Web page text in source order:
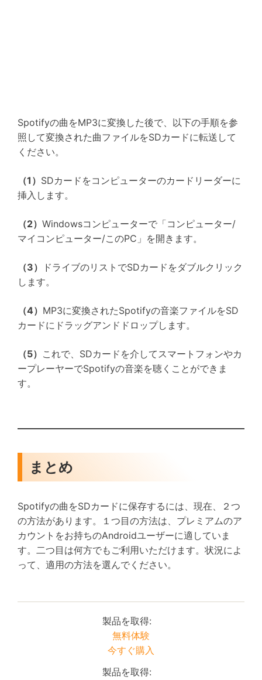
Spotifyの曲をMP3に変換した後で、以下の手順を参
照して変換された曲ファイルをSDカードに転送して
ください。
（1） SDカードをコンピューターのカードリーダーに
挿入します。
（2） Windowsコンピューターで「コンピューター/
マイコンピューター/このPC」を開きます。
（3）
ドライブのリストでSDカードをダブルクリック
します。
（4） MP3に変換されたSpotifyの音楽ファイルをSD
カードにドラッグアンドドロップします。
（5） これで、SDカードを介してスマートフォンやカ
ープレーヤーでSpotifyの音楽を聴くことができま
す。
まとめ
Spotifyの曲をSDカードに保存するには、現在、２つ
の方法があります。１つ目の方法は、プレミアムのア
カウントをお持ちのAndroidユーザーに適していま
す。二つ目は何方でもご利用いただけます。状況によ
って、適用の方法を選んでください。
製品を取得:
無料体験
今すぐ購入
製品を取得: